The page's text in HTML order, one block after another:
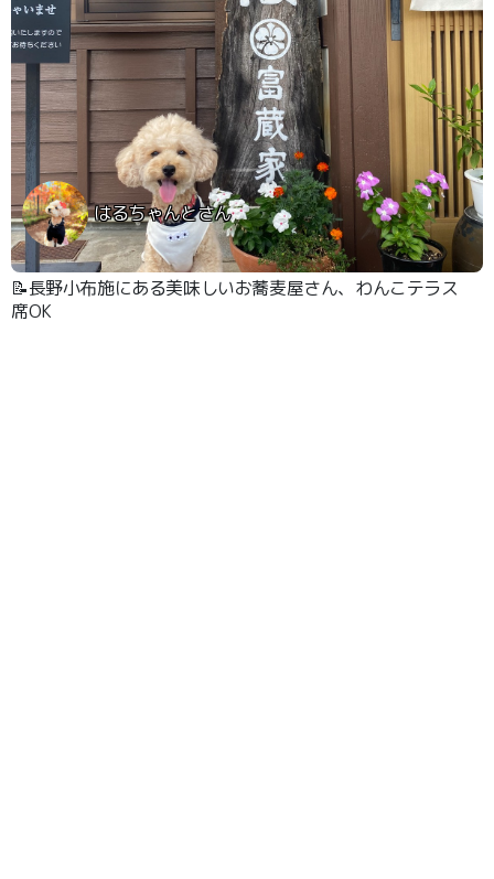
はるちゃんとさん
📝長野小布施にある美味しいお蕎麦屋さん、わんこテラス
席OK